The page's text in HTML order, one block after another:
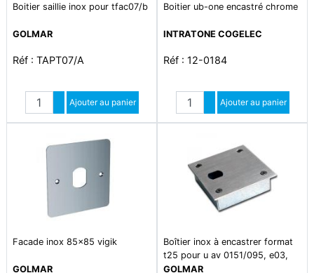
Boitier saillie inox pour tfac07/b
GOLMAR
Réf : TAPT07/A
Quantité
Augmenter quantité
Diminuer quantité
Ajouter au panier
Boitier ub-one encastré chrome
INTRATONE COGELEC
Réf : 12-0184
Quantité
Augmenter quantité
Diminuer quantité
Ajouter au panier
Facade inox 85x85 vigik
GOLMAR
Boîtier inox à encastrer format
t25 pour u av 0151/095, e03,
e56 et t hexalec
GOLMAR